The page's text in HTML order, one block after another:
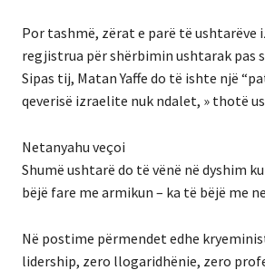
Por tashmë, zërat e parë të ushtarëve
regjistrua për shërbimin ushtarak
Sipas tij, Matan Yaffe do të ishte një
qeverisë izraelite nuk ndalet, » thotë
Netanyahu veçoi
Shumë ushtarë do të vënë në dyshim
bëjë fare me armikun – ka të bëjë me
Në postime përmendet edhe
lidership, zero llogaridhënie, zero